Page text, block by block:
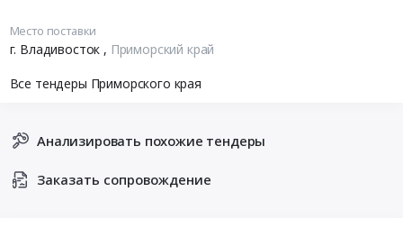
Место поставки
г. Владивосток , Приморский край
Все тендеры Приморского края
Анализировать похожие тендеры
Заказать сопровождение